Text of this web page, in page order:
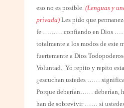
eso no es posible. (Lenguas y
privada) Les pido que
fe ……… confiando en Dios ……
totalmente a los modos de este
fuertemente a Dios
Voluntad. Yo repito y repito
¿escuchan ustedes ……
Porque deberían…… deberían,
han de sobrevivir …… si ustedes